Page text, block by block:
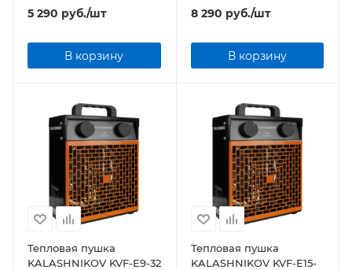
5 290 руб./шт
В корзину
8 290 руб./шт
В корзину
Тепловая пушка
KALASHNIKOV KVF-E9-32
Тепловая пушка
KALASHNIKOV KVF-E15-